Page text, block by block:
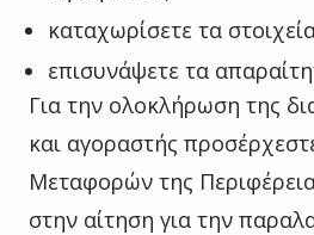
καταχωρίσετε τα
επισυνάψετε τα
Για την ολοκλήρωση της
και αγοραστής
Μεταφορών της
στην αίτηση για την